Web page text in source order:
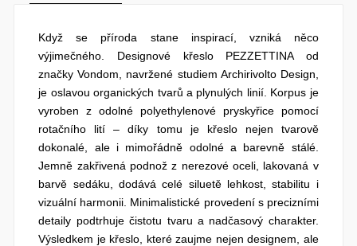
Když se příroda stane inspirací, vzniká něco
výjimečného. Designové křeslo PEZZETTINA od
značky Vondom, navržené studiem Archirivolto Design,
je oslavou organických tvarů a plynulých linií. Korpus je
vyroben z odolné polyethylenové pryskyřice pomocí
rotačního lití – díky tomu je křeslo nejen tvarově
dokonalé, ale i mimořádně odolné a barevně stálé.
Jemně zakřivená podnož z nerezové oceli, lakovaná v
barvě sedáku, dodává celé siluetě lehkost, stabilitu i
vizuální harmonii. Minimalistické provedení s precizními
detaily podtrhuje čistotu tvaru a nadčasový charakter.
Výsledkem je křeslo, které zaujme nejen designem, ale